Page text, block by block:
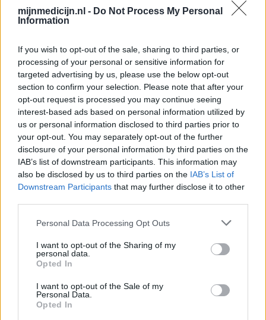
mijnmedicijn.nl - Do Not Process My Personal
Information
If you wish to opt-out of the sale, sharing to third parties, or
processing of your personal or sensitive information for
targeted advertising by us, please use the below opt-out
section to confirm your selection. Please note that after your
opt-out request is processed you may continue seeing
interest-based ads based on personal information utilized by
us or personal information disclosed to third parties prior to
your opt-out. You may separately opt-out of the further
disclosure of your personal information by third parties on the
IAB’s list of downstream participants. This information may
also be disclosed by us to third parties on the IAB’s List of
Downstream Participants that may further disclose it to other
Personal Data Processing Opt Outs
I want to opt-out of the Sharing of my
personal data.
Opted In
I want to opt-out of the Sale of my
Personal Data.
Opted In
Seroquel (647)
Psychose / schizofrenie - antipsychotica
Depressie - antidepressiva SSRI
Amoxicilline (646)
Antibiotica - penicillines breedspectrum
Wellbutrin XR (646)
Verslavingsziekten
Metformine (620)
Diabetes (suikerziekte) - orale middelen
Implanon (hormoonimplantaat) (584)
Anticonceptie - overig
Concerta (503)
ADHD - psychostimulantia
Amlodipine (493)
Bloeddruk - calciumantagonisten
Amoxicilline / Clavulaanzuur (486)
Antibiotica - penicillines breedspectrum